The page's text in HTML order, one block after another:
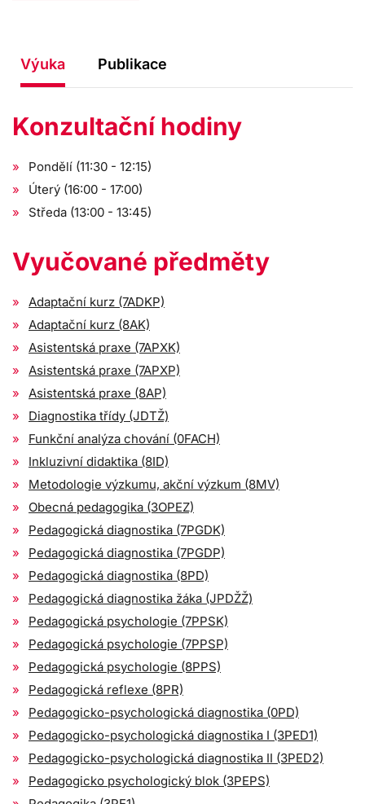
Výuka Publikace
Konzultační hodiny
Pondělí (11:30 - 12:15)
Úterý (16:00 - 17:00)
Středa (13:00 - 13:45)
Vyučované předměty
Adaptační kurz (7ADKP)
Adaptační kurz (8AK)
Asistentská praxe (7APXK)
Asistentská praxe (7APXP)
Asistentská praxe (8AP)
Diagnostika třídy (JDTŽ)
Funkční analýza chování (0FACH)
Inkluzivní didaktika (8ID)
Metodologie výzkumu, akční výzkum (8MV)
Obecná pedagogika (3OPEZ)
Pedagogická diagnostika (7PGDK)
Pedagogická diagnostika (7PGDP)
Pedagogická diagnostika (8PD)
Pedagogická diagnostika žáka (JPDŽŽ)
Pedagogická psychologie (7PPSK)
Pedagogická psychologie (7PPSP)
Pedagogická psychologie (8PPS)
Pedagogická reflexe (8PR)
Pedagogicko-psychologická diagnostika (0PD)
Pedagogicko-psychologická diagnostika I (3PED1)
Pedagogicko-psychologická diagnostika II (3PED2)
Pedagogicko psychologický blok (3PEPS)